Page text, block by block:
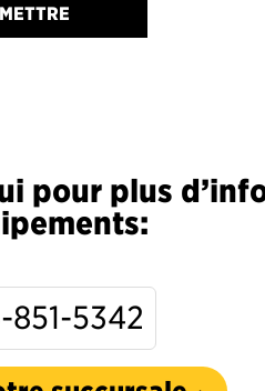
pour plus
851-5342